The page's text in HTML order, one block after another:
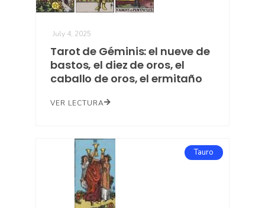
July 4, 2025
Tarot de Géminis: el nueve de
bastos, el diez de oros, el
caballo de oros, el ermitaño
VER LECTURA
Tauro